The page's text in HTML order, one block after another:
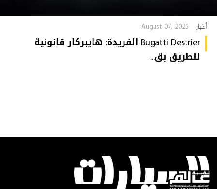
أخبار August 07, 2026
Bugatti Destrier الفريدة: هايبركار قانونية
للطريق بق...